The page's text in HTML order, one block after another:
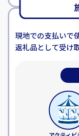
現地での支払いで
返礼品として受け